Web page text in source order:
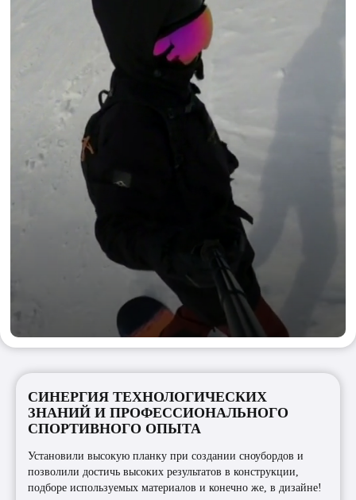
СИНЕРГИЯ ТЕХНОЛОГИЧЕСКИХ
ЗНАНИЙ И ПРОФЕССИОНАЛЬНОГО
СПОРТИВНОГО ОПЫТА
Установили высокую планку при создании сноубордов и
позволили достичь высоких результатов в конструкции,
подборе используемых материалов и конечно же, в дизайне!